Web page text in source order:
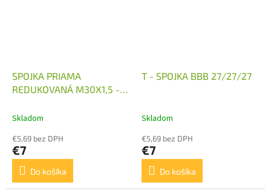
SPOJKA PRIAMA
REDUKOVANÁ M30X1,5 -
Skladom
€5,69 bez DPH
€7
Do košíka
T - SPOJKA BBB 27/27/27
Skladom
€5,69 bez DPH
€7
Do košíka